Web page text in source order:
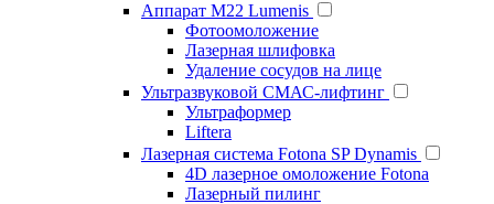
Аппарат М22 Lumenis
Фотоомоложение
Лазерная шлифовка
Удаление сосудов на лице
Ультразвуковой СМАС-лифтинг
Ультраформер
Liftera
Лазерная система Fotona SP Dynamis
4D лазерное омоложение Fotona
Лазерный пилинг